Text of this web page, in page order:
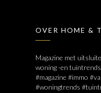
OVER HOME &
Magazine met
woning -en
#magazine #immo
#woningtrends